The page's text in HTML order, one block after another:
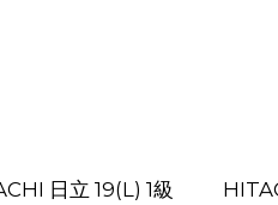
日立 19(L) 1級